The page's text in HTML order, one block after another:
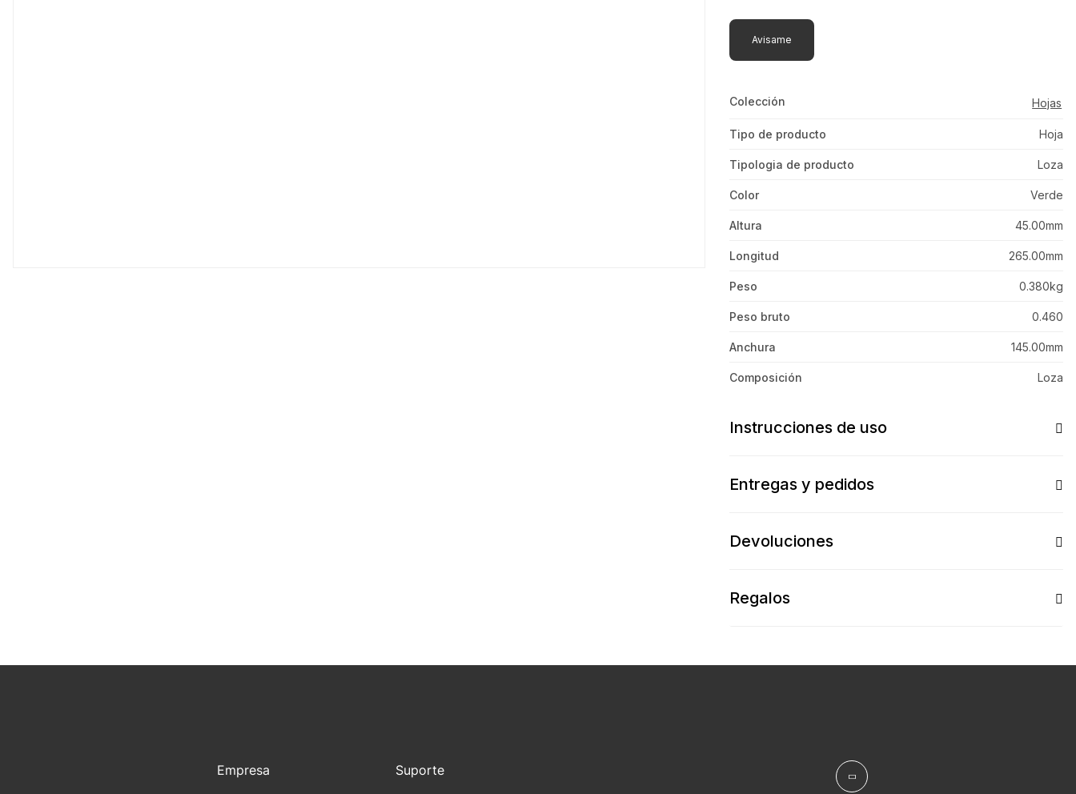
Avisame
Colección Hojas
Tipo de producto Hoja
Tipologia de producto Loza
Color Verde
Altura 45.00mm
Longitud 265.00mm
Peso 0.380kg
Peso bruto 0.460
Anchura 145.00mm
Composición Loza
Instrucciones de uso
Entregas y pedidos
Devoluciones
Regalos
Empresa Suporte